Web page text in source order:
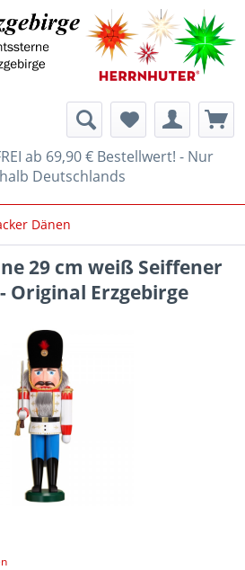
ab 69,90 € Bestellwert! - Nur
Deutschlands
Dänen
29 cm weiß Seiffener
Original Erzgebirge